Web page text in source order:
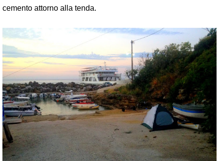
cemento attorno alla tenda.